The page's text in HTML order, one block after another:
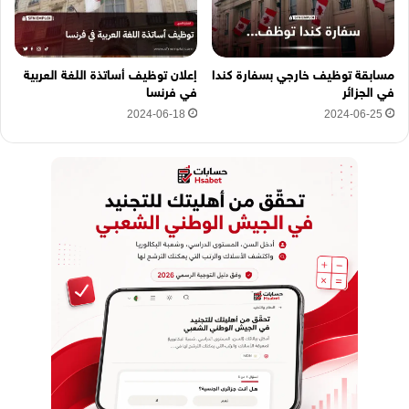
مسابقة توظيف خارجي بسفارة كندا
في الجزائر
2024-06-25
إعلان توظيف أساتذة اللغة العربية
في فرنسا
2024-06-18